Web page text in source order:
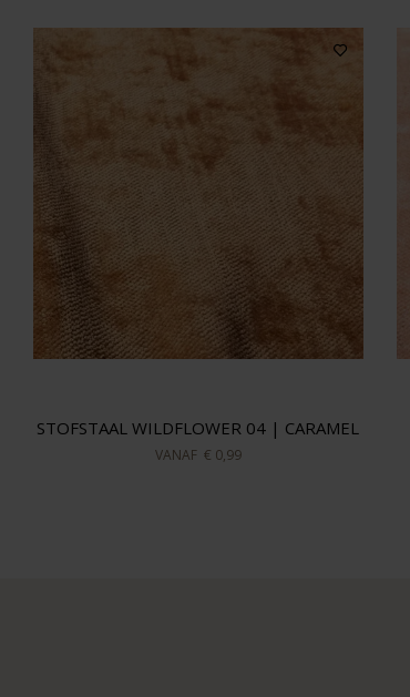
STOFSTAAL WILDFLOWER 04 | CARAMEL
VANAF € 0,99